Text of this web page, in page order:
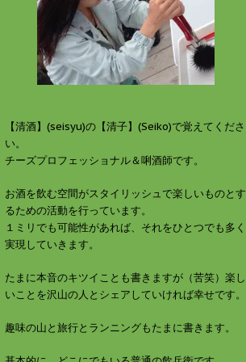
) ィ
ン
ド
ウ
で
開
き
ま
【清酒】(seisyu)の【清子】(Seiko)で覚えてくださ
い。
チーズプロフェッショナル＆唎酒師です。
お酒を飲む空間がスタイリッシュで楽しいものとす
るための活動を行っています。
１ミリでも可能性があれば、それをひとつでも多く
実現していきます。
たまに本音のキツイことも書きますが（苦笑）楽し
いことを沢山の人とシェアしていければ幸せです。
趣味の山と旅行とランニングもたまに書きます。